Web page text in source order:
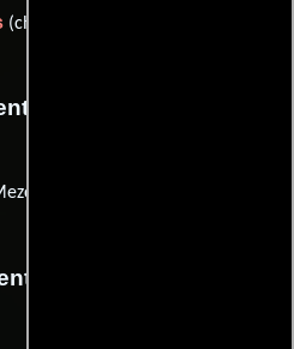
(chief makeup artist)
de musica
de música)
de sonido